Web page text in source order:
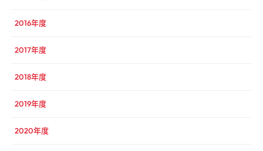
2016年度
2017年度
2018年度
2019年度
2020年度